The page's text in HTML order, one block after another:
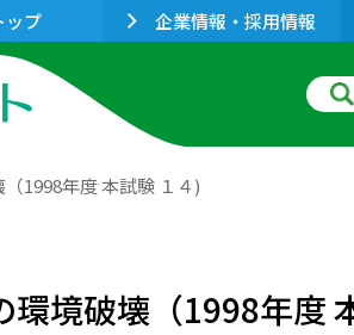
ップ 企業情報・採用情報
1998年度 本試験 １４)
境破壊（1998年度